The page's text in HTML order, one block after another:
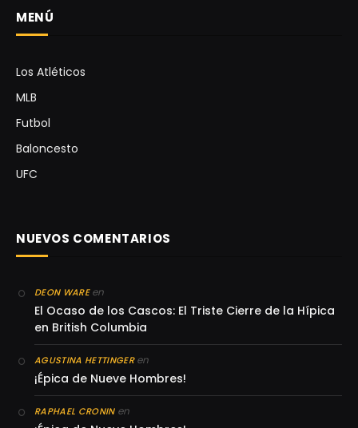
MENÚ
Los Atléticos
MLB
Futbol
Baloncesto
UFC
NUEVOS COMENTARIOS
DEON WAREen
El Ocaso de los Cascos: El Triste Cierre de la Hípica
en British Columbia
AGUSTINA HETTINGERen
¡Épica de Nueve Hombres!
RAPHAEL CRONINen